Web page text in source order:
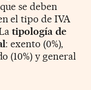
se deben
el tipo de IVA
tipología de
: exento (0%),
(10%) y general